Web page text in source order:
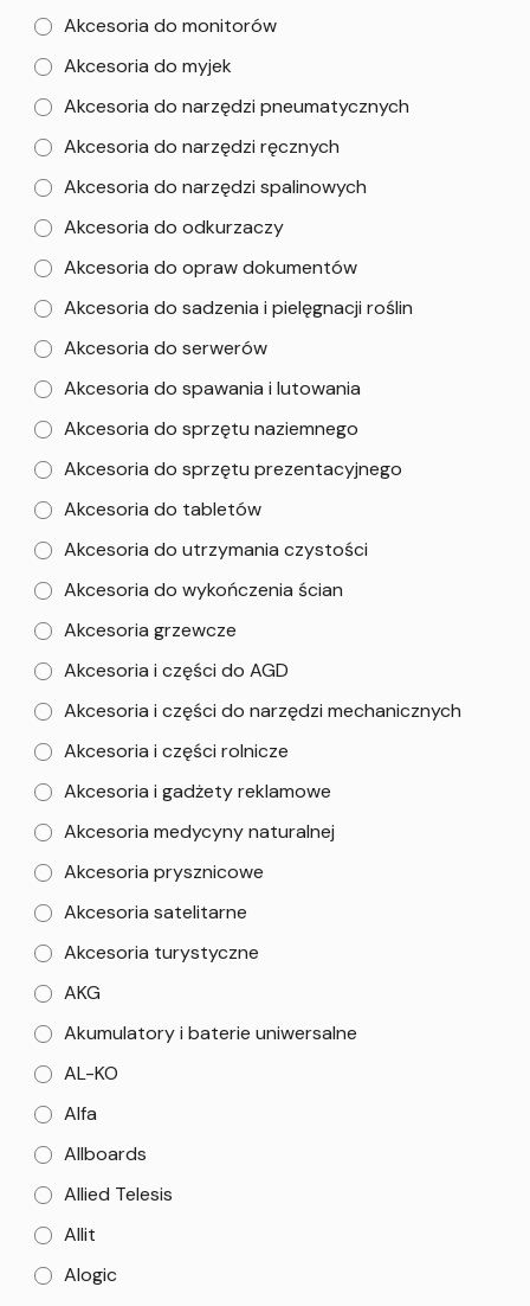
Akcesoria do monitorów
Akcesoria do myjek
Akcesoria do narzędzi pneumatycznych
Akcesoria do narzędzi ręcznych
Akcesoria do narzędzi spalinowych
Akcesoria do odkurzaczy
Akcesoria do opraw dokumentów
Akcesoria do sadzenia i pielęgnacji roślin
Akcesoria do serwerów
Akcesoria do spawania i lutowania
Akcesoria do sprzętu naziemnego
Akcesoria do sprzętu prezentacyjnego
Akcesoria do tabletów
Akcesoria do utrzymania czystości
Akcesoria do wykończenia ścian
Akcesoria grzewcze
Akcesoria i części do AGD
Akcesoria i części do narzędzi mechanicznych
Akcesoria i części rolnicze
Akcesoria i gadżety reklamowe
Akcesoria medycyny naturalnej
Akcesoria prysznicowe
Akcesoria satelitarne
Akcesoria turystyczne
AKG
Akumulatory i baterie uniwersalne
AL-KO
Alfa
Allboards
Allied Telesis
Allit
Alogic